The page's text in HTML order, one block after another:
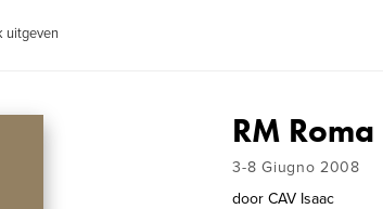
uitgeven
RM Roma
3-8 Giugno 2008
door CAV Isaac